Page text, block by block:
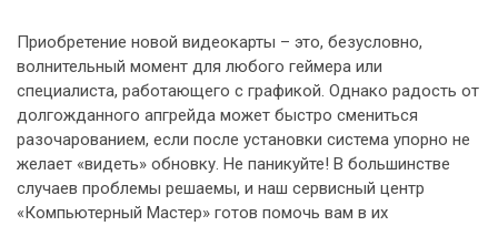
Приобретение новой видеокарты – это, безусловно,
волнительный момент для любого геймера или
специалиста, работающего с графикой. Однако радость от
долгожданного апгрейда может быстро смениться
разочарованием, если после установки система упорно не
желает «видеть» обновку. Не паникуйте! В большинстве
случаев проблемы решаемы, и наш сервисный центр
«Компьютерный Мастер» готов помочь вам в их